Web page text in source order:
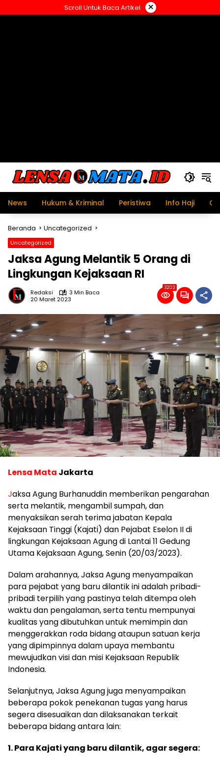
ke
Scroll Untuk Baca Artikel ×
News Hukum & Kriminal Peristiwa Info Haji
Beranda Uncategorized
Uncategorized
Jaksa Agung Melantik 5 Orang di
Lingkungan Kejaksaan RI
Redaksi
3 Min Baca
20 Maret 2023
3203
Lensa Mata Jakarta
Jaksa Agung Burhanuddin memberikan pengarahan
serta melantik, mengambil sumpah, dan
menyaksikan serah terima jabatan Kepala
Kejaksaan Tinggi (Kajati) dan Pejabat Eselon II di
lingkungan Kejaksaan Agung di Lantai 11 Gedung
Utama Kejaksaan Agung, Senin (20/03/2023).
Dalam arahannya, Jaksa Agung menyampaikan
para pejabat yang baru dilantik ini adalah pribadi-
pribadi terpilih yang pastinya telah ditempa oleh
waktu dan pengalaman, serta tentu mempunyai
kualitas yang dibutuhkan untuk memimpin dan
menggerakkan roda bidang ataupun satuan kerja
yang dipimpinnya dalam upaya membantu
mewujudkan visi dan misi Kejaksaan Republik
Indonesia.
Selanjutnya, Jaksa Agung juga menyampaikan
beberapa pokok penekanan tugas yang harus
segera disesuaikan dan dilaksanakan terkait
beberapa bidang antara lain:
1. Para Kajati yang baru dilantik, agar segera: